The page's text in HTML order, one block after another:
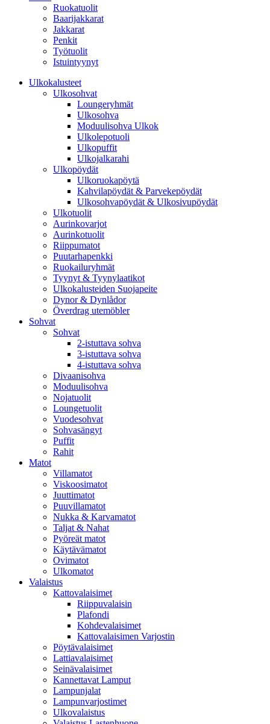
Ruokatuolit
Baarijakkarat
Jakkarat
Penkit
Työtuolit
Istuintyynyt
Ulkokalusteet
Ulkosohvat
Loungeryhmät
Ulkosohva
Moduulisohva Ulkok
Ulkolepotuoli
Ulkopuffit
Ulkojalkarahi
Ulkopöydät
Ulkoruokapöytä
Kahvilapöydät & Parvekepöydät
Ulkosohvapöydät & Ulkosivupöydät
Ulkotuolit
Aurinkovarjot
Aurinkotuolit
Riippumatot
Puutarhapenkki
Ruokailuryhmät
Tyynyt & Tyynylaatikot
Ulkokalusteiden Suojapeite
Dynor & Dynlådor
Överdrag utemöbler
Sohvat
Sohvat
2-istuttava sohva
3-istuttava sohva
4-istuttava sohva
Divaanisohva
Moduulisohva
Nojatuolit
Loungetuolit
Vuodesohvat
Sohvasängyt
Puffit
Rahit
Matot
Villamatot
Viskoosimatot
Juuttimatot
Puuvillamatot
Nukka & Karvamatot
Taljat & Nahat
Pyöreät matot
Käytävämatot
Ovimatot
Ulkomatot
Valaistus
Kattovalaisimet
Riippuvalaisin
Plafondi
Kohdevalaisimet
Kattovalaisimen Varjostin
Pöytävalaisimet
Lattiavalaisimet
Seinävalaisimet
Kannettavat Lamput
Lampunjalat
Lampunvarjostimet
Ulkovalaistus